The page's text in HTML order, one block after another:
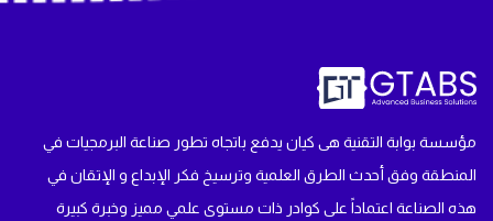
مؤسسة بوابة التقنية هى كيان يدفع باتجاه تطور صناعة البرمجيات في
المنطقة وفق أحدث الطرق العلمية وترسيخ فكر الإبداع و الإتقان في
هذه الصناعة اعتماداً على كوادر ذات مستوى علمي مميز وخبرة كبيرة